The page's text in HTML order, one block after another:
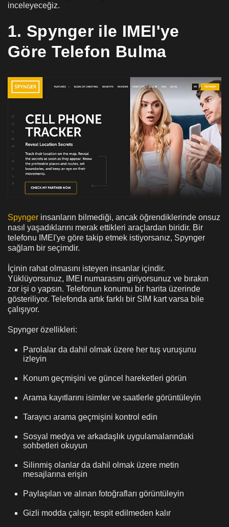
inceleyeceğiz.
1. Spynger ile IMEI'ye
Göre Telefon Bulma
Spynger insanların bilmediği, ancak öğrendiklerinde onsuz
nasıl yaşadıklarını merak ettikleri araçlardan biridir. Bir
telefonu IMEI'ye göre takip etmek istiyorsanız, Spynger
sağlam bir seçimdir.
İçinin rahat olmasını isteyen insanlar içindir.
Yüklüyorsunuz, IMEI numarasını giriyorsunuz ve bırakın
zor işi o yapsın. Telefonun konumu bir harita üzerinde
gösteriliyor. Telefonda artık farklı bir SIM kart varsa bile
çalışıyor.
Spynger özellikleri:
Parolalar da dahil olmak üzere her tuş vuruşunu
izleyin
Konum geçmişini ve güncel hareketleri görün
Arama kayıtlarını isimler ve saatlerle görüntüleyin
Tarayıcı arama geçmişini kontrol edin
Sosyal medya ve arkadaşlık uygulamalarındaki
sohbetleri okuyun
Silinmiş olanlar da dahil olmak üzere metin
mesajlarına erişin
Paylaşılan ve alınan fotoğrafları görüntüleyin
Gizli modda çalışır, tespit edilmeden kalır